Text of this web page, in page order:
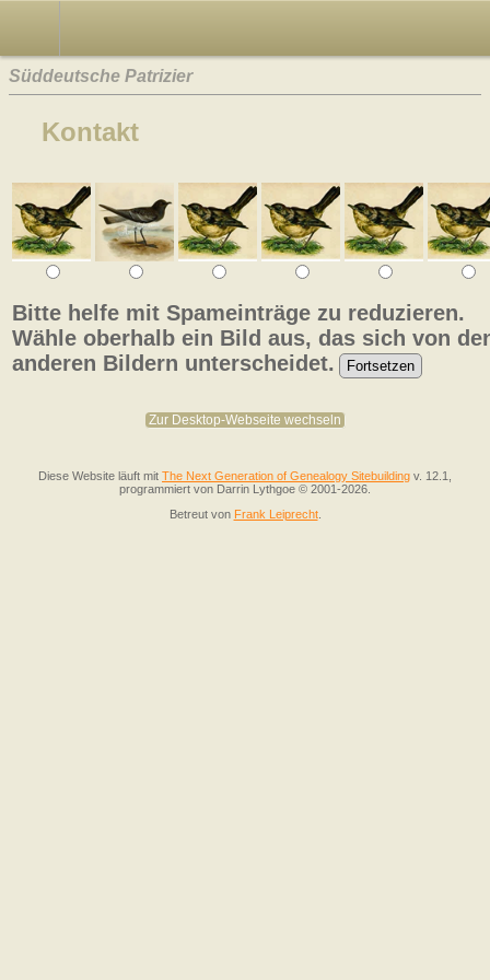
Süddeutsche Patrizier
Kontakt
Bitte helfe mit Spameinträge zu reduzieren.
Wähle oberhalb ein Bild aus, das sich von
anderen Bildern unterscheidet.
Zur Desktop-Webseite wechseln
Diese Website läuft mit The Next Generation of Genealogy Sitebuilding v. 12.1,
programmiert von Darrin Lythgoe © 2001-2026.
Betreut von Frank Leiprecht.